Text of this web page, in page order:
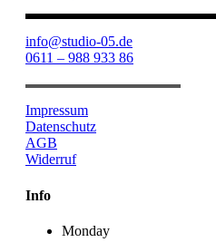
info@studio-05.de
0611 – 988 933 86
Impressum
Datenschutz
AGB
Widerruf
Info
Monday